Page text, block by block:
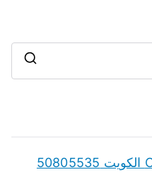
r
قطع غيار شانجان CHANGAN الكويت 50805535